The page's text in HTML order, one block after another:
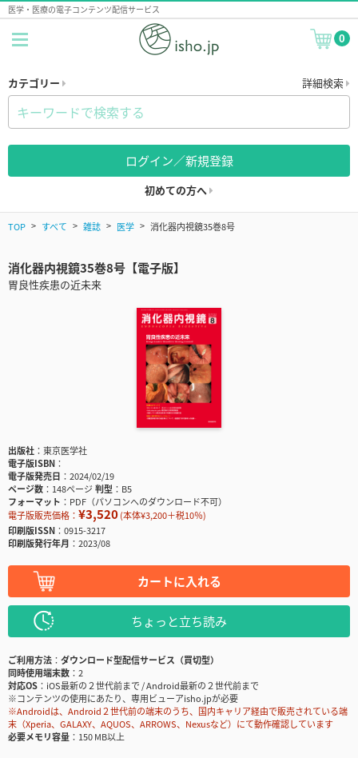
医学・医療の電子コンテンツ配信サービス
0
カテゴリー 詳細検索
ログイン／新規登録
初めての方へ
TOP すべて 雑誌 医学 消化器内視鏡35巻8号
消化器内視鏡35巻8号【電子版】
胃良性疾患の近未来
出版社
東京医学社
電子版ISBN
電子版発売日
2024/02/19
ページ数
148ページ判型
B5
フォーマット
PDF（パソコンへのダウンロード不可）
電子版販売価格： ¥3,520(本体¥3,200＋税10％)
印刷版ISSN
0915-3217
印刷版発行年月
2023/08
カートに入れる
ちょっと立ち読み
ご利用方法
ダウンロード型配信サービス（買切型）
同時使用端末数
2
対応OS
iOS最新の２世代前まで / Android最新の２世代前まで
※コンテンツの使用にあたり、専用ビューアisho.jpが必要
※Androidは、Android２世代前の端末のうち、国内キャリア経由で販売されている端
末（Xperia、GALAXY、AQUOS、ARROWS、Nexusなど）にて動作確認しています
必要メモリ容量
150 MB以上